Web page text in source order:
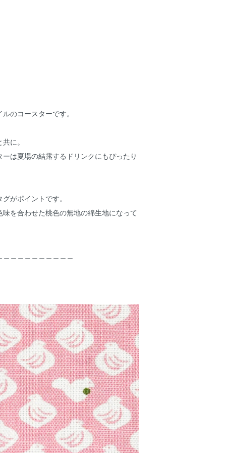
のコースターです。
に。
は夏場の結露するドリンクにもぴったり
がポイントです。
を合わせた桃色の無地の綿生地になって